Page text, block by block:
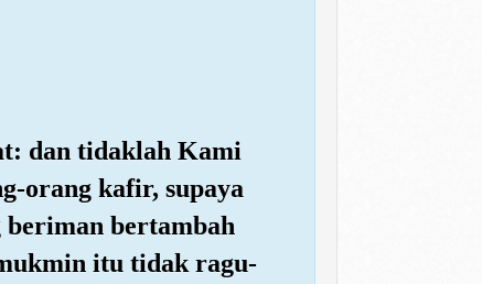
dan tidaklah Kami
orang kafir, supaya
bertambah
itu tidak ragu-